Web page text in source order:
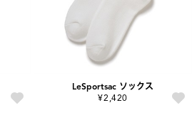
LeSportsac ソックス
¥2,420